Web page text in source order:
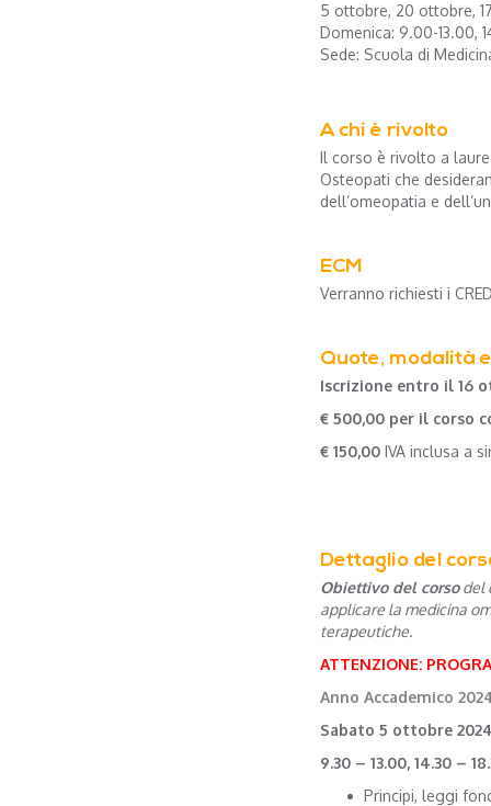
5 ottobre, 20 ottobre,
Domenica: 9.00-13.00,
Sede: Scuola di
A chi è rivolto
Il corso è rivolto a
Osteopati che
dell’omeopatia e
ECM
Verranno richiesti i
Quote, modalità
Iscrizione entro il 16
€ 500,00 per il corso
€ 150,00 IVA inclusa a
Dettaglio del
Obiettivo del corsodel
applicare la medicina
terapeutiche.
ATTENZIONE:
Anno Accademico
Sabato 5 ottobre
9.30 – 13.00, 14.30 –
Principi, leggi